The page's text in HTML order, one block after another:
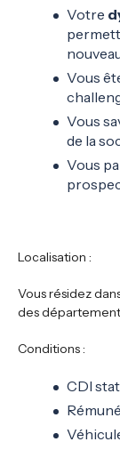
Votre
Vous
Vous
de la
Vous
Localisation :
Vous résidez
des
Conditions :
CDI